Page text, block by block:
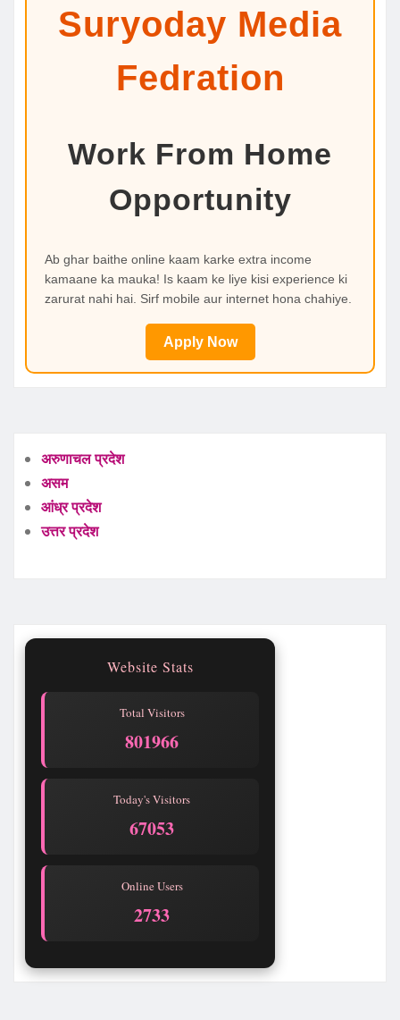
Suryoday Media
Fedration
Work From Home
Opportunity
Ab ghar baithe online kaam karke extra income
kamaane ka mauka! Is kaam ke liye kisi experience ki
zarurat nahi hai. Sirf mobile aur internet hona chahiye.
Apply Now
अरुणाचल प्रदेश
असम
आंध्र प्रदेश
उत्तर प्रदेश
Website Stats
Total Visitors
801970
Today's Visitors
67057
Online Users
2732